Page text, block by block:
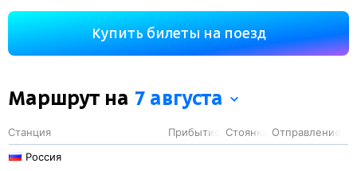
РЖД это Пассажирский поезд. Вы проедете 1899 км.
На этом маршруте будет 35 остановок. Самая
продолжительная стоянка поезда на станции Ростов-
Купить билеты на поезд
Маршрут на 7 августа
Станция Прибытие Стоянка
Отправление
Россия